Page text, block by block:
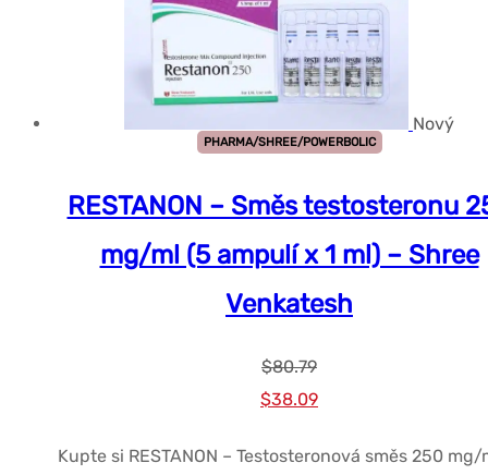
Nový
PHARMA/SHREE/POWERBOLIC
RESTANON – Směs testosteronu
mg/ml (5 ampulí x 1 ml) – Shree
Venkatesh
$80.79
Původní
byla:
$38.09Současná
je:
Kupte si RESTANON – Testosteronová směs 250 mg/